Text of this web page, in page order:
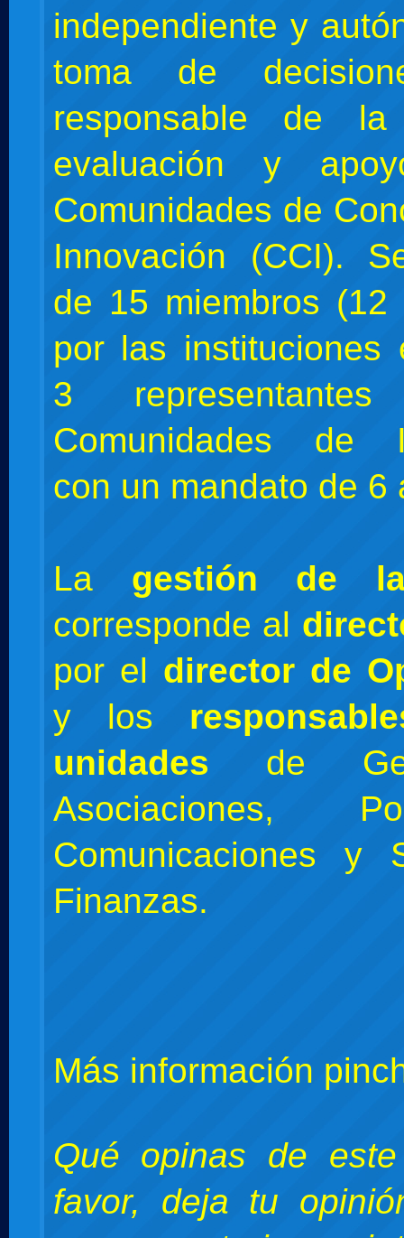
independiente y
toma de
responsable de la
evaluación y
Comunidades de
Innovación (CCI).
de 15 miembros (12
por las instituciones
3
Comunidades de
con un mandato de 6
La gestión de
corresponde al
por el director de
y los
unidades de
Asociaciones,
Comunicaciones y
Finanzas.
Más información
Qué opinas de
favor, deja tu